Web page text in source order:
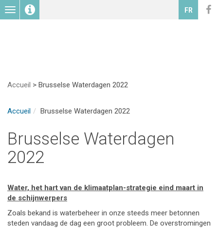
Toggle
navigation
FR
Accueil > Brusselse Waterdagen 2022
Accueil Brusselse Waterdagen 2022
Brusselse Waterdagen
2022
Water, het hart van de klimaatplan-strategie eind maart in
de schijnwerpers
Zoals bekand is waterbeheer in onze steeds meer betonnen
steden vandaag de dag een groot probleem. De overstromingen